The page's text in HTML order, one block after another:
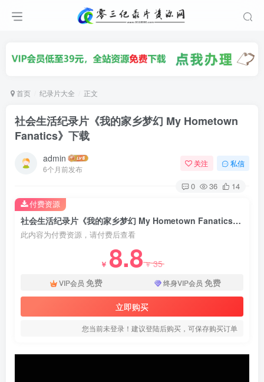
首页 纪录片大全 正文
社会生活纪录片《我的家乡梦幻 My Hometown
Fanatics》下载
admin
6个月前发布
关注 私信
0 36 14
社会生活纪录片《我的家乡梦幻 My Hometown Fanatics》下载
此内容为付费资源，请付费后查看
￥ 8.8￥35
VIP会员 免费 终身VIP会员 免费
立即购买
您当前未登录！建议登陆后购买，可保存购买订单
付费资源